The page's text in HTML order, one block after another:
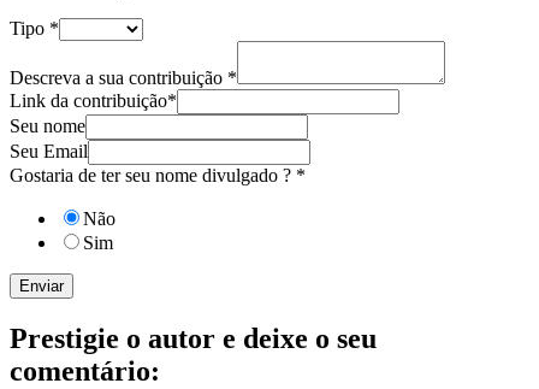
Tipo *
Descreva a sua contribuição *
Link da contribuição*
Seu nome
Seu Email
Gostaria de ter seu nome divulgado ? *
Não
Sim
Enviar
Prestigie o autor e deixe o seu
comentário: